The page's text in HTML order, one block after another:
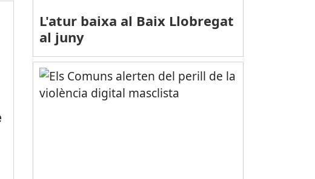
L'atur baixa al Baix Llobregat
al juny